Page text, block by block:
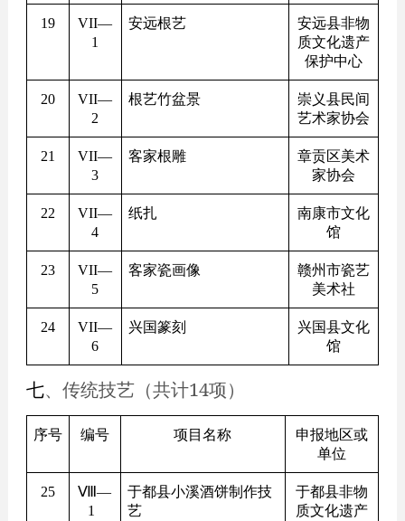
19 VII—
1
安远根艺
安远县非物
质文化遗产
保护中心
20 VII—
2
根艺竹盆景
崇义县民间
艺术家协会
21 VII—
3
客家根雕
章贡区美术
家协会
22 VII—
4
纸扎
南康市文化
馆
23 VII—
5
客家瓷画像
赣州市瓷艺
美术社
24 VII—
6
兴国篆刻
兴国县文化
馆
七、传统技艺（共计14项）
序号 编号 项目名称
申报地区或
单位
25
Ⅷ—
1
于都县小溪酒饼制作技
艺
于都县非物
质文化遗产